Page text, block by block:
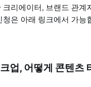
리에이터, 브랜드 관계
은 아래 링크에서 가능
요! (**디깅 클럽 월 멤버
업, 어떻게 콘텐츠